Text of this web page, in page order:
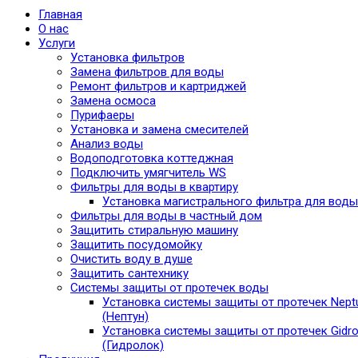
Главная
О нас
Услуги
Установка фильтров
Замена фильтров для воды
Ремонт фильтров и картриджей
Замена осмоса
Пурифаеры
Установка и замена смесителей
Анализ воды
Водоподготовка коттеджная
Подключить умягчитель WS
Фильтры для воды в квартиру
Установка магистрального фильтра для воды
Фильтры для воды в частный дом
Защитить стиральную машину
Защитить посудомойку
Очистить воду в душе
Защитить сантехнику
Системы защиты от протечек воды
Установка системы защиты от протечек
(Нептун)
Установка системы защиты от протечек
(Гидролок)